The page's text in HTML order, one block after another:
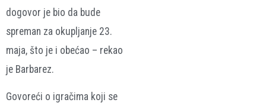
dogovor je bio da bude
spreman za okupljanje 23.
maja, što je i obećao – rekao
je Barbarez.
Govoreći o igračima koji se